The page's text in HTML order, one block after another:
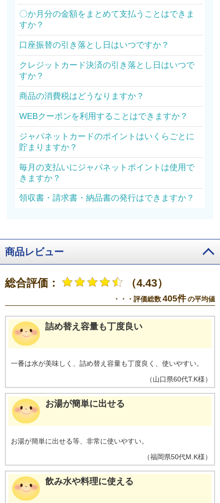
〇か月分の金額をまとめて支払うことはできま
すか？
口座振替の引き落とし日はいつですか？
クレジットカード決済の引き落とし日はいつで
すか？
商品の消費税はどうなりますか？
WEBクーポンを利用することはできますか？
ジャパネットカードのポイントはいくらごとに
貯まりますか？
毎月の支払いにジャパネットポイントは使用で
きますか？
領収書・請求書・納品書の発行はできますか？
商品レビュー
総合評価： （4.43）
・・・評価総数405件の平均値
詰め替え容量も丁度良い
一番は水が美味しく、詰め替え容量も丁度良く、使いやすい。
（山口県60代T.K様）
お湯が簡単に出せる
お湯が簡単に出せる等、非常に使いやすい。
（福岡県50代M.K様）
飲み水や料理に使える